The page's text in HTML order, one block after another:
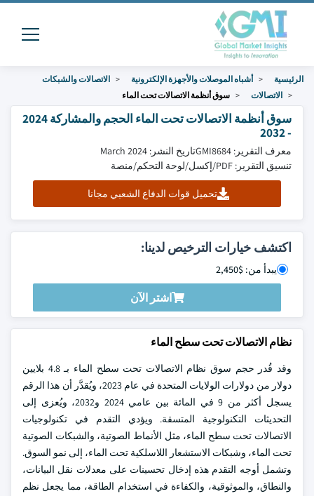
الرئيسية أشباه الموصلات والأجهزة الإلكترونية
الاتصالات والشبكات
الاتصالات
سوق أنظمة الاتصالات تحت الماء
سوق أنظمة الاتصالات تحت الماء الحجم والمشاركة 2024
- 2032
معرف التقرير: GMI8684
تاريخ النشر: March 2024
تنسيق التقرير: PDF/إكسل/لوحة التحكم/منصة
تحميل قوات الدفاع الشعبي مجانا
اكتشف خيارات الترخيص لدينا:
يبدأ من: $2,450
اشتر الآن
نظام الاتصالات تحت سطح الماء
وقد قُدر حجم سوق نظام الاتصالات تحت سطح الماء بـ 4.8 بلايين
دولار من دولارات الولايات المتحدة في عام 2023، ويُقدَّر أن هذا الرقم
يسجل أكثر من 9 في المائة بين عامي 2024 و2032، ويُعزى إلى
التحديثات التكنولوجية المتسقة. ويؤدي التقدم في تكنولوجيات
الاتصالات تحت سطح الماء، مثل الأنماط الصوتية، والشبكات الصوتية
تحت الماء، وشبكات الاستشعار اللاسلكية تحت الماء، إلى نمو السوق.
وتشمل أوجه التقدم هذه إدخال تحسينات على معدلات نقل البيانات،
والنطاق، والموثوقية، والكفاءة في استخدام الطاقة، مما يجعل نظم